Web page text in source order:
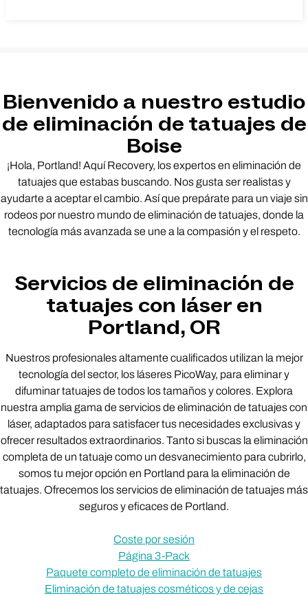
Bienvenido a nuestro estudio
de eliminación de tatuajes de
Boise
¡Hola, Portland! Aquí Recovery, los expertos en eliminación de
tatuajes que estabas buscando. Nos gusta ser realistas y
ayudarte a aceptar el cambio. Así que prepárate para un viaje sin
rodeos por nuestro mundo de eliminación de tatuajes, donde la
tecnología más avanzada se une a la compasión y el respeto.
Servicios de eliminación de
tatuajes con láser en
Portland, OR
Nuestros profesionales altamente cualificados utilizan la mejor
tecnología del sector, los láseres PicoWay, para eliminar y
difuminar tatuajes de todos los tamaños y colores. Explora
nuestra amplia gama de servicios de eliminación de tatuajes con
láser, adaptados para satisfacer tus necesidades exclusivas y
ofrecer resultados extraordinarios. Tanto si buscas la eliminación
completa de un tatuaje como un desvanecimiento para cubrirlo,
somos tu mejor opción en Portland para la eliminación de
tatuajes. Ofrecemos los servicios de eliminación de tatuajes más
seguros y eficaces de Portland.
Coste por sesión
Página 3-Pack
Paquete completo de eliminación de tatuajes
Eliminación de tatuajes cosméticos y de cejas